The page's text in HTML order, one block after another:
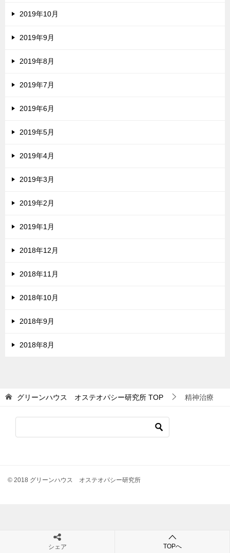
2019年10月
2019年9月
2019年8月
2019年7月
2019年6月
2019年5月
2019年4月
2019年3月
2019年2月
2019年1月
2018年12月
2018年11月
2018年10月
2018年9月
2018年8月
グリーンハウス オステオパシー研究所 TOP 精神治療
© 2018 グリーンハウス オステオパシー研究所
シェア TOPへ